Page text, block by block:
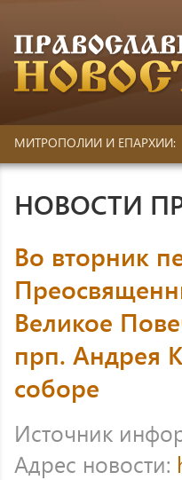
МИТРОПОЛИИ И ЕПАРХИИ:
НОВОСТИ
Во вторник
Великое
прп. Андрея
соборе
Источник
Адрес новости: